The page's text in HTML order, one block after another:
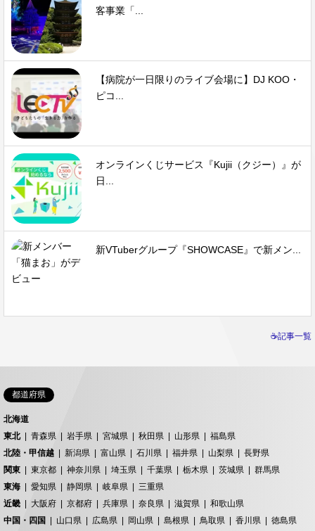
客事業「...
【病院が一日限りのライブ会場に】DJ KOO・
ピコ...
オンラインくじサービス『Kujii（クジー）』が
日...
新VTuberグループ『SHOWCASE』で新メン...
☕記事一覧
都道府県
北海道
東北
青森県 岩手県 宮城県 秋田県 山形県
福島県
北陸・甲信越
新潟県 富山県 石川県 福井県 山梨県
長野県
関東
東京都 神奈川県 埼玉県 千葉県 栃木県 茨城県
群馬県
東海
愛知県 静岡県 岐阜県
三重県
近畿
大阪府 京都府 兵庫県 奈良県 滋賀県
和歌山県
中国・四国
山口県 広島県 岡山県 島根県 鳥取県 香川県
徳島県